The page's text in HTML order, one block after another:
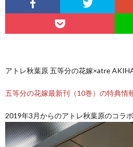
アトレ秋葉原 五等分の花嫁×atre
五等分の花嫁最新刊（10巻）の特典情
2019年3月からのアトレ秋葉原のコラ